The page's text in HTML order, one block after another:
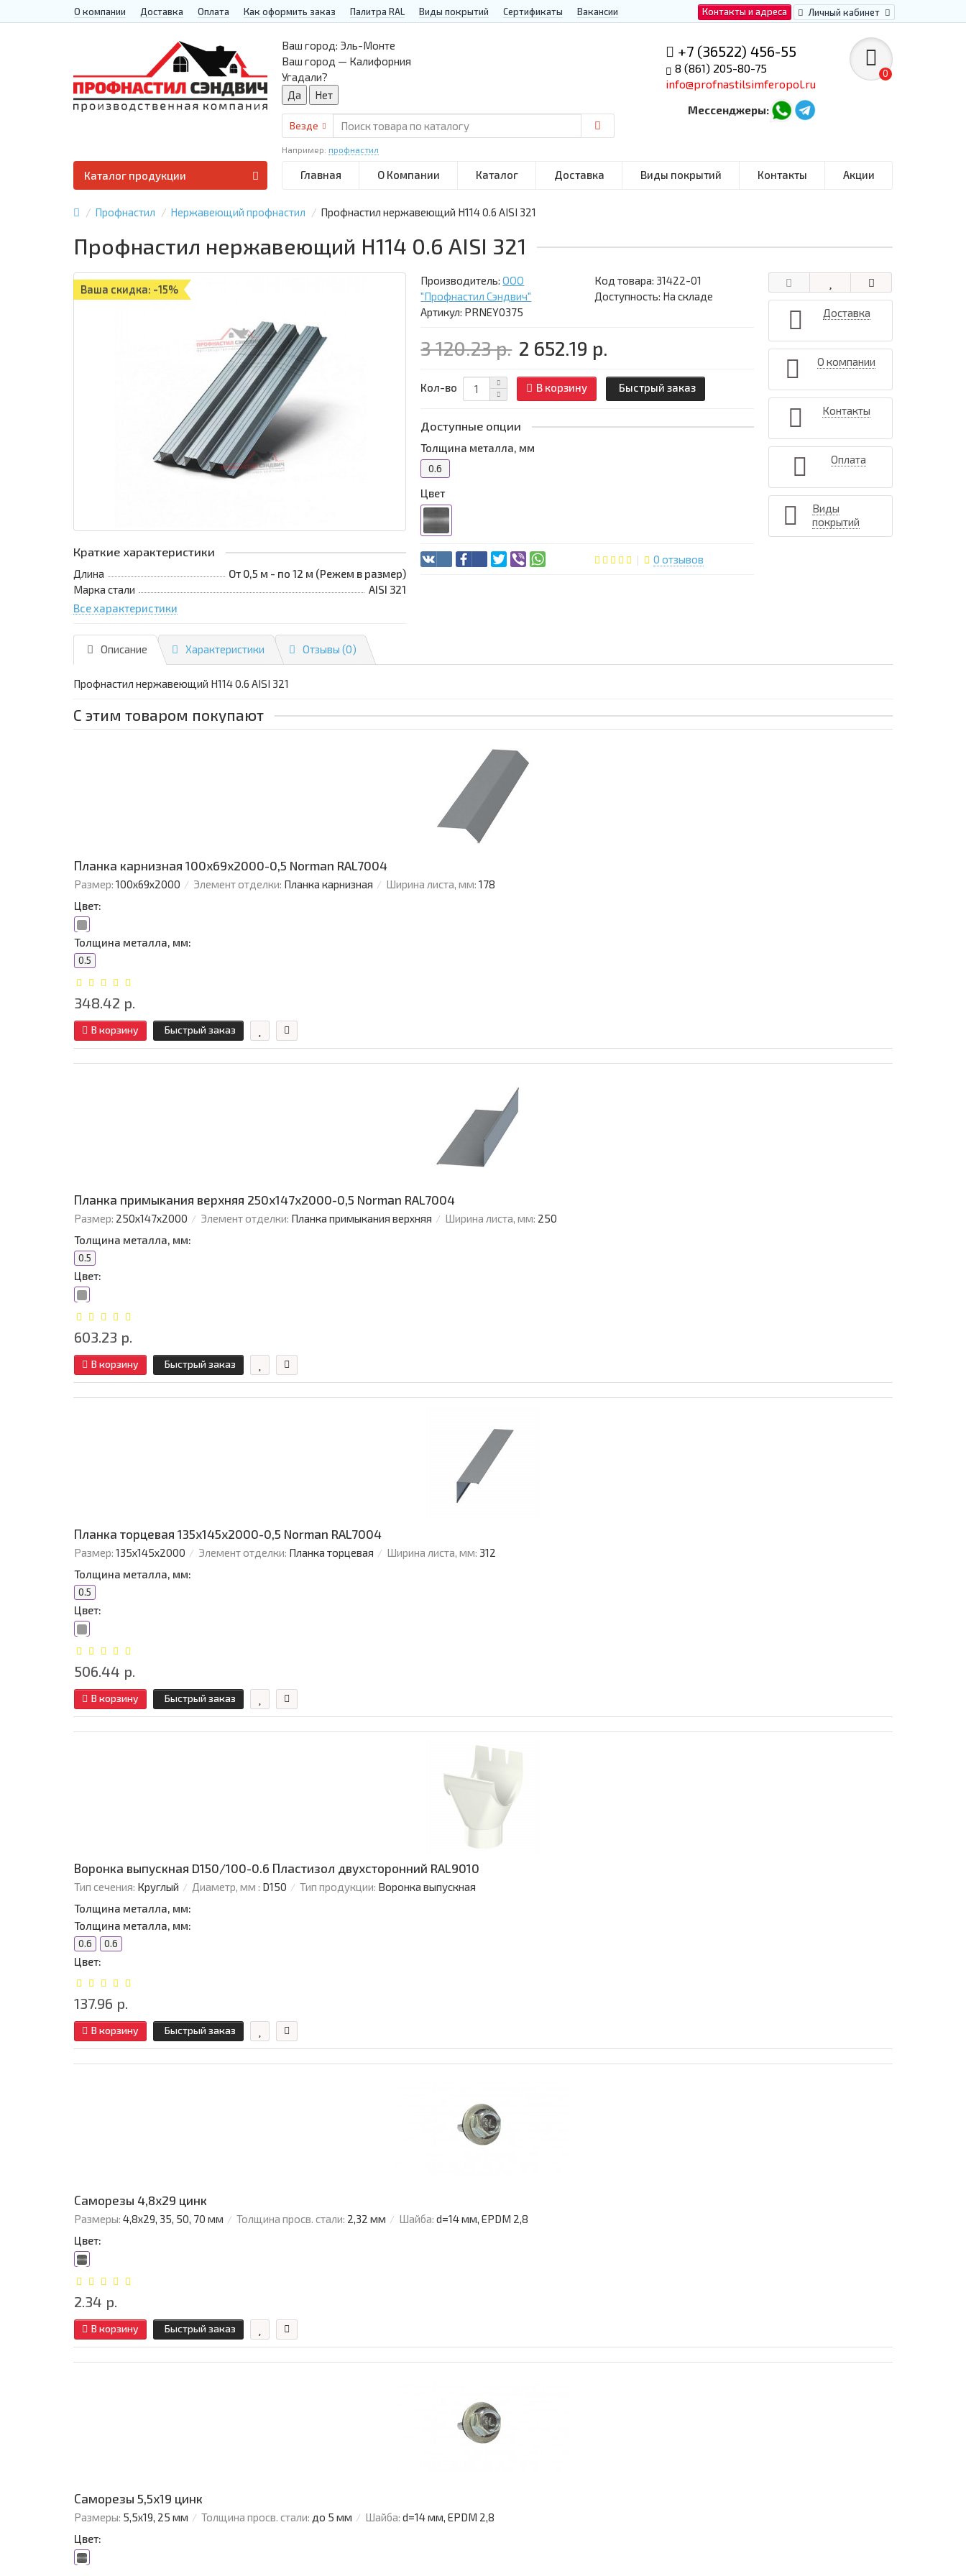
Контакты и адреса Личный кабинет
О компании Доставка Оплата Как оформить заказ Палитра RAL Виды покрытий Сертификаты Вакансии
+7 (36522) 456-55
8 (861) 205-80-75
info@profnastilsimferopol.ru
Мессенджеры:
0
Ваш город: Эль-Монте
Ваш город — Калифорния
Угадали?
Везде
Например: профнастил
Главная О Компании Каталог Доставка Виды покрытий Контакты Акции
Каталог продукции
Профнастил Нержавеющий профнастил Профнастил нержавеющий Н114 0.6 AISI 321
Профнастил нержавеющий Н114 0.6 AISI 321
Ваша скидка: -15%
Краткие характеристики
Длина
От 0,5 м - по 12 м (Режем в размер)
Марка стали
AISI 321
Все характеристики
Производитель:ООО
"Профнастил Сэндвич"
Код товара: 31422-01
Доступность: На складе
Артикул: PRNEY0375
3 120.23 р. 2 652.19 р.
Кол-во В корзину Быстрый заказ
Доступные опции
Толщина металла, мм
0.6
Цвет
0 отзывов
Доставка
О компании
Контакты
Оплата
Виды
покрытий
Описание Характеристики Отзывы (0)
Профнастил нержавеющий Н114 0.6 AISI 321
С этим товаром покупают
Планка карнизная 100х69х2000-0,5 Norman RAL7004
Размер: 100х69х2000 Элемент отделки: Планка карнизная Ширина листа, мм: 178
Цвет:
Толщина металла, мм:
0.5
348.42 р.
В корзину Быстрый заказ
Планка примыкания верхняя 250х147х2000-0,5 Norman RAL7004
Размер: 250х147х2000 Элемент отделки: Планка примыкания верхняя Ширина листа, мм: 250
Толщина металла, мм:
0.5
Цвет:
603.23 р.
В корзину Быстрый заказ
Планка торцевая 135х145х2000-0,5 Norman RAL7004
Размер: 135х145х2000 Элемент отделки: Планка торцевая Ширина листа, мм: 312
Толщина металла, мм:
0.5
Цвет:
506.44 р.
В корзину Быстрый заказ
Воронка выпускная D150/100-0.6 Пластизол двухсторонний RAL9010
Тип сечения: Круглый Диаметр, мм : D150 Тип продукции: Воронка выпускная
Толщина металла, мм:
Толщина металла, мм:
0.6 0.6
Цвет:
137.96 р.
В корзину Быстрый заказ
Саморезы 4,8х29 цинк
Размеры: 4,8х29, 35, 50, 70 мм Толщина просв. стали: 2,32 мм Шайба: d=14 мм, EPDM 2,8
Цвет:
2.34 р.
В корзину Быстрый заказ
Саморезы 5,5х19 цинк
Размеры: 5,5х19, 25 мм Толщина просв. стали: до 5 мм Шайба: d=14 мм, EPDM 2,8
Цвет: